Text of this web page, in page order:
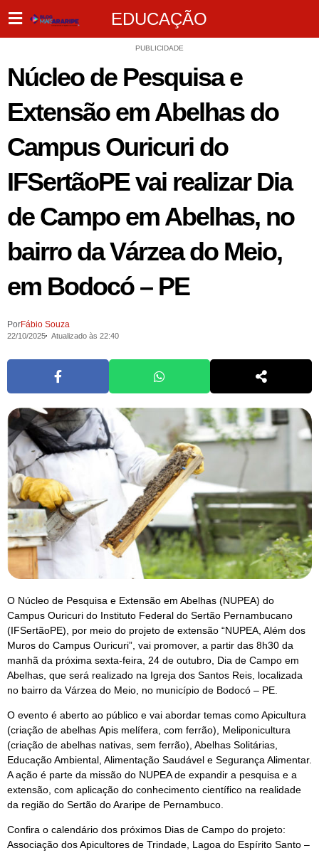
EDUCAÇÃO
PUBLICIDADE
Núcleo de Pesquisa e
Extensão em Abelhas do
Campus Ouricuri do
IFSertãoPE vai realizar Dia
de Campo em Abelhas, no
bairro da Várzea do Meio,
em Bodocó – PE
PorFábio Souza
22/10/2025 Atualizado às 22:40
O Núcleo de Pesquisa e Extensão em Abelhas (NUPEA) do
Campus Ouricuri do Instituto Federal do Sertão Pernambucano
(IFSertãoPE), por meio do projeto de extensão “NUPEA, Além dos
Muros do Campus Ouricuri”, vai promover, a partir das 8h30 da
manhã da próxima sexta-feira, 24 de outubro, Dia de Campo em
Abelhas, que será realizado na Igreja dos Santos Reis, localizada
no bairro da Várzea do Meio, no município de Bodocó – PE.
O evento é aberto ao público e vai abordar temas como Apicultura
(criação de abelhas Apis melífera, com ferrão), Meliponicultura
(criação de abelhas nativas, sem ferrão), Abelhas Solitárias,
Educação Ambiental, Alimentação Saudável e Segurança Alimentar.
A ação é parte da missão do NUPEA de expandir a pesquisa e a
extensão, com aplicação do conhecimento científico na realidade
da região do Sertão do Araripe de Pernambuco.
Confira o calendário dos próximos Dias de Campo do projeto:
Associação dos Apicultores de Trindade, Lagoa do Espírito Santo –